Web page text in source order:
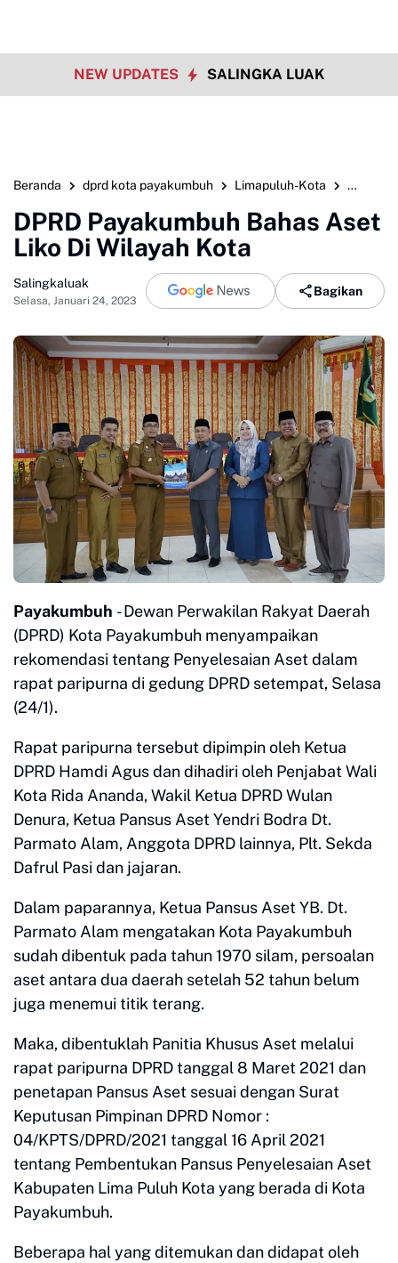
NEW UPDATES SALINGKA LUAK
Beranda dprd kota payakumbuh Limapuluh-Kota
DPRD Payakumbuh Bahas Aset
Liko Di Wilayah Kota
Salingkaluak
Selasa, Januari 24, 2023
Bagikan
Payakumbuh - Dewan Perwakilan Rakyat Daerah
(DPRD) Kota Payakumbuh menyampaikan
rekomendasi tentang Penyelesaian Aset dalam
rapat paripurna di gedung DPRD setempat, Selasa
(24/1).
Rapat paripurna tersebut dipimpin oleh Ketua
DPRD Hamdi Agus dan dihadiri oleh Penjabat Wali
Kota Rida Ananda, Wakil Ketua DPRD Wulan
Denura, Ketua Pansus Aset Yendri Bodra Dt.
Parmato Alam, Anggota DPRD lainnya, Plt. Sekda
Dafrul Pasi dan jajaran.
Dalam paparannya, Ketua Pansus Aset YB. Dt.
Parmato Alam mengatakan Kota Payakumbuh
sudah dibentuk pada tahun 1970 silam, persoalan
aset antara dua daerah setelah 52 tahun belum
juga menemui titik terang.
Maka, dibentuklah Panitia Khusus Aset melalui
rapat paripurna DPRD tanggal 8 Maret 2021 dan
penetapan Pansus Aset sesuai dengan Surat
Keputusan Pimpinan DPRD Nomor :
04/KPTS/DPRD/2021 tanggal 16 April 2021
tentang Pembentukan Pansus Penyelesaian Aset
Kabupaten Lima Puluh Kota yang berada di Kota
Payakumbuh.
Beberapa hal yang ditemukan dan didapat oleh